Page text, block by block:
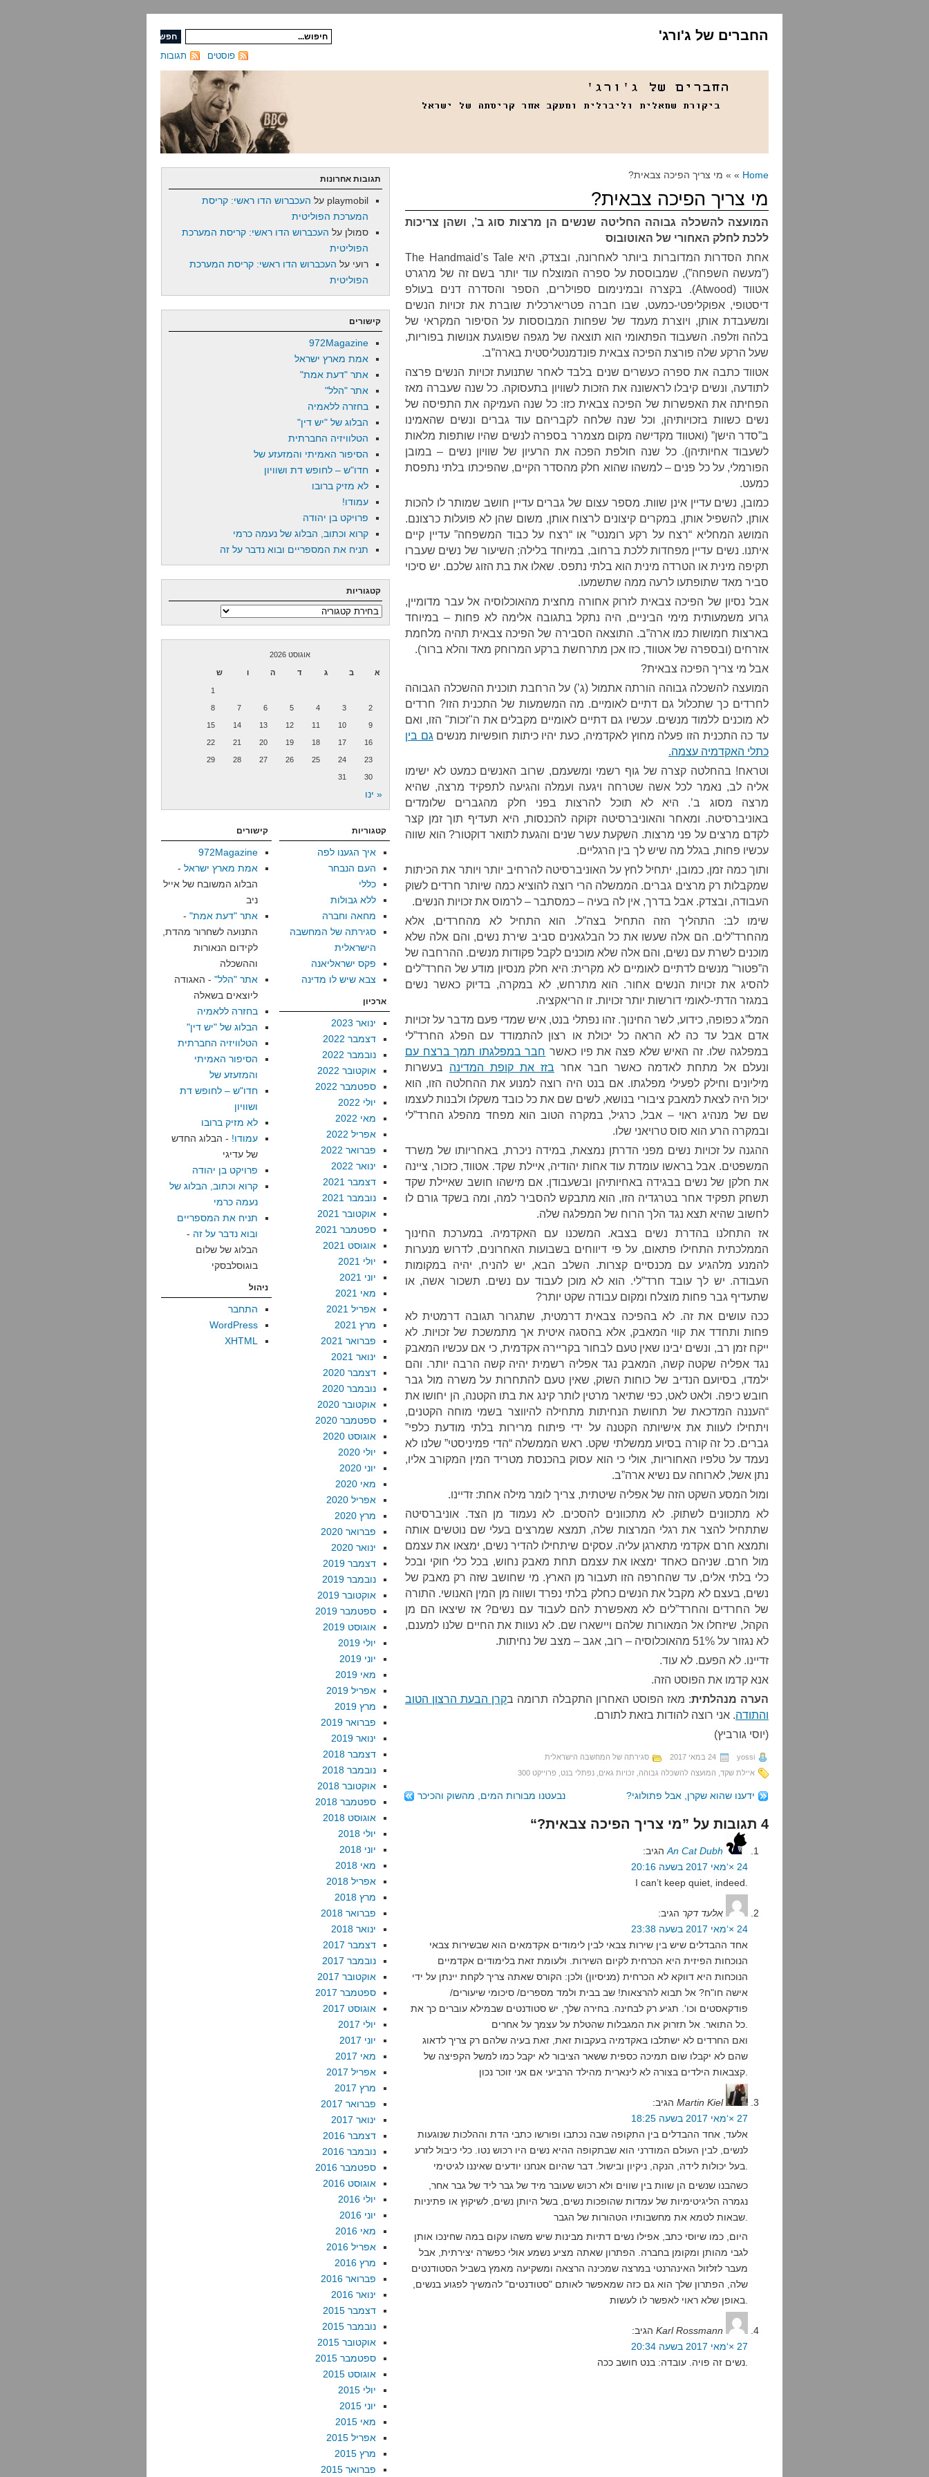
החברים של ג'ורג'
תגובות פוסטים
Home » » מי צריך הפיכה צבאית?
מי צריך הפיכה צבאית?
המועצה להשכלה גבוהה החליטה שנשים הן מרצות סוג ב’, ושהן צריכות
ללכת לחלק האחורי של האוטובוס
אחת הסדרות המדוברות ביותר לאחרונה, ובצדק, היא The Handmaid’s Tale
(”מעשה השפחה”), שמבוססת על ספרה המוצלח עוד יותר בשם זה של מרגרט
אטווד (Atwood). בקצרה ובמינימום ספוילרים, הספר והסדרה דנים בעולפ
דיסטופי, אפוקליפטי-כמעט, שבו חברה פטריארכלית שוברת את זכויות הנשים
ומשעבדת אותן, ויוצרת מעמד של שפחות המבוססות על הסיפור המקראי של
בלהה וזלפה. השעבוד הפתאומי הוא תוצאה של מגפה שפוגעת אנושות בפוריות,
שעל הרקע שלה פורצת הפיכה צבאית פונדמנטליסטית בארה”ב.
אטווד כתבה את ספרה כעשרים שנים בלבד לאחר שתנועת זכויות הנשים פרצה
לתודעה, ונשים קיבלו לראשונה את הזכות לשוויון בתעסוקה. כל שנה שעברה מאז
הפחיתה את האפשרות של הפיכה צבאית כזו: כל שנה העמיקה את התפיסה של
נשים כשוות בזכויותיהן, וכל שנה שלחה לקבריהם עוד גברים ונשים שהאמינו
ב”סדר הישן” (ואטווד מקדישה מקום מצמרר בספרה לנשים שהיו שותפות מלאות
לשעבוד אחיותיהן). כל שנה חולפת הפכה את הרעיון של שוויון נשים – במובן
הפורמלי, על כל פנים – למשהו שהוא חלק מהסדר הקיים, שהפיכתו בלתי נתפסת
כמעט.
כמובן, נשים עדיין אינן שוות. מספר עצום של גברים עדיין חושב שמותר לו להכות
אותן, להשפיל אותן, במקרים קיצונים לרצוח אותן, משום שהן לא פועלות כרצונם.
המושג המחליא “רצח על רקע רומנטי” או “רצח על כבוד המשפחה” עדיין קיים
איתנו. נשים עדיין מפחדות ללכת ברחוב, במיוחד בלילה; השיעור של נשים שעברו
תקיפה מינית או הטרדה מינית הוא בלתי נתפס. שאלו את בת הזוג שלכם. יש סיכוי
סביר מאד שתופתעו לרעה ממה שתשמעו.
אבל נסיון של הפיכה צבאית לזרוק אחורה מחצית מהאוכלוסיה אל עבר מדומיין,
גרוע משמעותית מימי הביניים, היה נתקל בתגובה אלימה לא פחות – במיוחד
בארצות חמושות כמו ארה”ב. התוצאה הסבירה של הפיכה צבאית תהיה מלחמת
אזרחים (ובספרה של אטווד, כזו אכן מתרחשת ברקע המרוחק מאד והלא ברור).
אבל מי צריך הפיכה צבאית?
המועצה להשכלה גבוהה הורתה אתמול (ג’) על הרחבת תוכנית ההשכלה הגבוהה
לחרדים כך שתכלול גם דתיים לאומיים. מה המשמעות של התכנית הזו? חרדים
לא מוכנים ללמוד מנשים. עכשיו גם דתיים לאומיים מקבלים את ה"זכות" הזו, ואם
עד כה התכנית הזו פעלה מחוץ לאקדמיה, כעת יהיו כיתות חופשיות מנשים גם בין
כתלי האקדמיה עצמה.
וטראח! בהחלטה קצרה של גוף רשמי ומשעמם, שרוב האנשים כמעט לא ישימו
אליה לב, נאמר לכל אשה שטרחה ויגעה ועמלה והגיעה לתפקיד מרצה, שהיא
מרצה מסוג ב’. היא לא תוכל להרצות בפני חלק מהגברים שלומדים
באוניברסיטה. ומאחר והאוניברסיטה זקוקה להכנסות, היא תעדיף תוך זמן קצר
לקדם מרצים על פני מרצות. השקעת עשר שנים והגעת לתואר דוקטור? הוא שווה
עכשיו פחות, בגלל מה שיש לך בין הרגליים.
ותוך כמה זמן, כמובן, יתחיל לחץ על האוניברסיטה להרחיב יותר ויותר את הכיתות
שמקבלות רק מרצים גברים. הממשלה הרי רוצה להוציא כמה שיותר חרדים לשוק
העבודה, ובצדק. אבל בדרך, אין לה בעיה – כמסתבר – לרמוס את זכויות הנשים.
שימו לב: התהליך הזה התחיל בצה”ל. הוא התחיל לא מהחרדים, אלא
מהחרד”לים. הם אלה שעשו את כל הבלגאנים סביב שירת נשים, והם אלה שלא
מוכנים לשרת עם נשים, והם אלה שלא מוכנים לקבל פקודות מנשים. ההרחבה של
ה”פטור” מנשים לדתיים לאומיים לא מקרית: היא חלק מנסיון מודע של החרד”לים
להסיג את זכויות הנשים אחור. הוא מתרחש, לא במקרה, בדיוק כאשר נשים
במגזר הדתי-לאומי דורשות יותר זכויות. זו הריאקציה.
המל”ג כפופה, כידוע, לשר החינוך. זהו נפתלי בנט, איש שמדי פעם מדבר על זכויות
אדם אבל עד כה לא הראה כל יכולת או רצון להתמודד עם הפלג החרד”לי
במפלגה שלו. זה האיש שלא פצה את פיו כאשר חבר במפלגתו תמך ברצח עם
ונעלם אל מתחת לאדמה כאשר חבר אחר בזז את קופת המדינה בעשרות
מיליונים וחילק לפעילי מפלגתו. אם בנט היה רוצה למנוע את ההחלטה הזו, הוא
יכול היה לצאת למאבק ציבורי בנושא, לשים שם את כל כובד משקלו ולבנות לעצמו
שם של מנהיג ראוי – אבל, כרגיל, במקרה הטוב הוא מפחד מהפלג החרד”לי
ובמקרה הרע הוא סוס טרויאני שלו.
ההגנה על זכויות נשים מפני הדרתן נמצאת, במידה ניכרת, באחריותו של משרד
המשפטים. אבל בראשו עומדת עוד אחות יהודיה, איילת שקד. אטווד, כזכור, ציינה
את חלקן של נשים בבגידה באחיותיהן ובשעבודן. אם מישהו חושב שאיילת שקד
תשחק תפקיד אחר בטרגדיה הזו, הוא מתבקש להסביר למה, ומה בשקד גורם לו
לחשוב שהיא תצא נגד הלך הרוח של המפלגה שלה.
אז התחלנו בהדרת נשים בצבא. המשכנו עם האקדמיה. במערכת החינוך
הממלכתית התחילו פתאום, על פי דיווחים בשבועות האחרונים, לדרוש מנערות
להמנע מלהגיע עם מכנסיים קצרות. השלב הבא, יש להניח, יהיה במקומות
העבודה. יש לך עובד חרד”לי. הוא לא מוכן לעבוד עם נשים. תשכור אשה, או
שתעדיף גבר פחות מוצלח ומקום עבודה שקט יותר?
ככה עושים את זה. לא בהפיכה צבאית דרמטית, שתגרור תגובה דרמטית לא
פחות ותחדד את קווי המאבק, אלא בהסגה איטית אך מתמשכת של זכויות. לא
ייקח זמן רב, ונשים יבינו שאין טעם לבחור בקריירה אקדמית, כי אם עכשיו המאבק
נגד אפליה שקטה קשה, המאבק נגד אפליה רשמית יהיה קשה הרבה יותר. והם
ילמדו, בסיועם הנדיב של כוחות השוק, שאין טעם להתחרות על משרה מול גבר
חובש כיפה. ולאט לאט, כפי שתיאר מרטין לותר קינג את בתו הקטנה, הן יחושו את
“העננה המדכאת של תחושת הנחיתות מתחילה להיווצר בשמי מוחה הקטנים,
ויתחילו לעוות את אישיותה הקטנה על ידי פיתוח מרירות בלתי מודעת כלפי”
גברים. כל זה קורה בסיוע ממשלתי שקט. ראש הממשלה “הדי פמיניסטי” שלנו לא
נעמד על טלפיו האחוריות, אולי כי הוא עסוק בהכנסת מטריד המין המקורב אליו,
נתן אשל, לארוחה עם נשיא ארה”ב.
ומול המסע השקט הזה של אפליה שיטתית, צריך לומר מילה אחת: זדיינו.
לא מתכוונים לשתוק. לא מתכוונים להסכים. לא נעמוד מן הצד. אוניברסיטה
שתתחיל להצר את רגלי המרצות שלה, תמצא שמרצים בעלי שם נוטשים אותה
ותמצא חרם אקדמי מתארגן עליה. עסקים שיתחילו להדיר נשים, ימצאו את עצמם
מול חרם. שניהם כאחד ימצאו את עצמם תחת מאבק נחוש, בכל כלי חוקי ובכל
כלי בלתי אלים, עד שהחרפה הזו תעבור מן הארץ. מי שחושב שזה רק מאבק של
נשים, בעצם לא מקבל את הנשים כחלק בלתי נפרד ושווה מן המין האנושי. התורה
של החרדים והחרד”לים לא מאפשרת להם לעבוד עם נשים? אז שיצאו הם מן
הקהל, שיזחלו אל המאורות שלהם ויישארו שם. לא נעוות את החיים שלנו למענם,
לא נגזור על 51% מהאוכלוסיה – רוב, אגב – מצב של נחיתות.
זדיינו. לא הפעם. לא עוד.
אנא קדמו את הפוסט הזה.
הערה מנהלתית: מאז הפוסט האחרון התקבלה תרומה בקרן הבעת הרצון הטוב
והתודה. אני רוצה להודות בזאת לתורם.
(יוסי גורביץ)
yossi 24 במאי 2017
סגירתה של המחשבה הישראלית
איילת שקד המועצה להשכלה גבוהה זכויות גאים נפתלי בנט פרוייקט 300
ידענו שהוא שקרן, אבל פתולוגי? נבעטנו מבורות המים, מהשוק והכיכר
4 תגובות על ”מי צריך הפיכה צבאית?“
An Cat Dubh הגיב:
24 ×‘מאי 2017 בשעה 20:16
I can’t keep quiet, indeed.
אלעד דקר הגיב:
24 ×‘מאי 2017 בשעה 23:38
אחד ההבדלים שיש בין שירות צבאי לבין לימודים אקדמאים הוא שבשירות צבאי
הנוכחות הפיזית היא הכרחית לקיום השירות. ולעומת זאת בלימודים אקדמיים
הנוכחות היא דווקא לא הכרחית (מניסיון) ולכן: הקורס שאתה צריך לקחת יינתן על ידי
אישה חו"ח? אל תבוא להרצאות! שב בבית ולמד מספרים/ סיכומי שיעורים/
פודקאסטים וכו'. תגיע רק לבחינה. בחירה שלך, יש סטודנטים שבמילא עוברים כך את
ואם החרדים לא ישתלבו באקדמיה בעקבות זאת, זאת בעיה שלהם רק צריך לדאוג
שהם לא יקבלו שום תמיכה כספית ששאר הציבור לא יקבל כמו למשל הקפיצה של
Martin Kiel הגיב:
27 ×‘מאי 2017 בשעה 18:25
אלעד, אחד ההבדלים בין התקופה שבה נכתבו ופורשו כתבי הדת וההלכות שנוגעות
לנשים, לבין העולם המודרני הוא שבתקופה ההיא נשים היו רכוש נטו. כלי כיבול לזרע
כשהבנו שנשים הן שוות בין שווים ולא רכוש שעובר מיד של גבר ליד של גבר אחר,
נגמרה הליגיטימיות של עמדות שהופכות נשים, בשל היותן נשים, לשיקוץ או פתיניות
היום, כמו שיוסי כתב, אפילו נשים דתיות מבינות שיש משהו עקום במה שחינכו אותן
לגבי מהותן ומקומן בחברה. הפתרון שאתה מציע נשמע אולי כפשרה יצירתית, אבל
מעבר לזלזול האינהרנטי במרצה שמכינה הרצאה ומשקיעה מאמץ בשביל הסטודנטים
שלה, הפתרון שלך הוא גם כזה שמאפשר לאותם "סטודנטים" להמשיך לפגוע בנשים,
Karl Rossmann הגיב:
27 ×‘מאי 2017 בשעה 20:34
תגובות אחרונות
playmobil על העכברוש הדו ראשי: קריסת
המערכת הפוליטית
סמולן על העכברוש הדו ראשי: קריסת המערכת
הפוליטית
רועי על העכברוש הדו ראשי: קריסת המערכת
הפוליטית
קישורים
972Magazine
אמת מארץ ישראל
אתר "דעת אמת"
אתר "הלל"
בחזרה ללאמיה
הבלוג של "יש דין"
הטלוויזיה החברתית
הסיפור האמיתי והמזעזע של
חדו"ש – לחופש דת ושוויון
לא מזיק ברובו
עמודו!
פרויקט בן יהודה
קרוא וכתוב, הבלוג של נעמה כרמי
תניח את המספריים ובוא נדבר על זה
קטגוריות
קטגוריות
אוגוסט 2026
א ב ג ד ה ו ש
1
2
3
4
5
6
7
8
9
10
11
12
13
14
15
16
17
18
19
20
21
22
23
24
25
26
27
28
29
30
31
« ינו
קטגוריות
איך הגענו לפה
העם הנבחר
כללי
ללא גבולות
מחאה וחברה
סגירתה של המחשבה
הישראלית
פקס ישראליאנה
צבא שיש לו מדינה
ארכיון
ינואר 2023
דצמבר 2022
נובמבר 2022
אוקטובר 2022
ספטמבר 2022
יולי 2022
מאי 2022
אפריל 2022
פברואר 2022
ינואר 2022
דצמבר 2021
נובמבר 2021
אוקטובר 2021
ספטמבר 2021
אוגוסט 2021
יולי 2021
יוני 2021
מאי 2021
אפריל 2021
מרץ 2021
פברואר 2021
ינואר 2021
דצמבר 2020
נובמבר 2020
אוקטובר 2020
ספטמבר 2020
אוגוסט 2020
יולי 2020
יוני 2020
מאי 2020
אפריל 2020
מרץ 2020
פברואר 2020
ינואר 2020
דצמבר 2019
נובמבר 2019
אוקטובר 2019
ספטמבר 2019
אוגוסט 2019
יולי 2019
יוני 2019
מאי 2019
אפריל 2019
מרץ 2019
פברואר 2019
ינואר 2019
דצמבר 2018
נובמבר 2018
אוקטובר 2018
ספטמבר 2018
אוגוסט 2018
יולי 2018
יוני 2018
מאי 2018
אפריל 2018
מרץ 2018
פברואר 2018
ינואר 2018
דצמבר 2017
נובמבר 2017
אוקטובר 2017
ספטמבר 2017
אוגוסט 2017
יולי 2017
יוני 2017
מאי 2017
אפריל 2017
מרץ 2017
פברואר 2017
ינואר 2017
דצמבר 2016
נובמבר 2016
ספטמבר 2016
אוגוסט 2016
יולי 2016
יוני 2016
מאי 2016
אפריל 2016
מרץ 2016
פברואר 2016
ינואר 2016
דצמבר 2015
נובמבר 2015
אוקטובר 2015
ספטמבר 2015
אוגוסט 2015
יולי 2015
יוני 2015
מאי 2015
אפריל 2015
מרץ 2015
פברואר 2015
קישורים
972Magazine
אמת מארץ ישראל -
הבלוג המשובח של אייל
ניב
אתר "דעת אמת" -
התנועה לשחרור מהדת,
לקידום הנאורות
וההשכלה
אתר "הלל" - האגודה
ליוצאים בשאלה
בחזרה ללאמיה
הבלוג של "יש דין"
הטלוויזיה החברתית
הסיפור האמיתי
והמזעזע של
חדו"ש – לחופש דת
ושוויון
לא מזיק ברובו
עמודו! - הבלוג החדש
של עדיגי
פרויקט בן יהודה
קרוא וכתוב, הבלוג של
נעמה כרמי
תניח את המספריים
ובוא נדבר על זה -
הבלוג של שלום
בוגוסלבסקי
ניהול
התחבר
WordPress
XHTML